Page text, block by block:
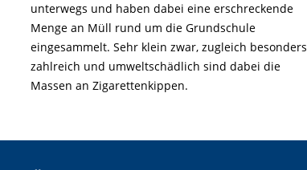
unterwegs und haben dabei eine erschreckende
Menge an Müll rund um die Grundschule
eingesammelt. Sehr klein zwar, zugleich besonders
zahlreich und umweltschädlich sind dabei die
Massen an Zigarettenkippen.